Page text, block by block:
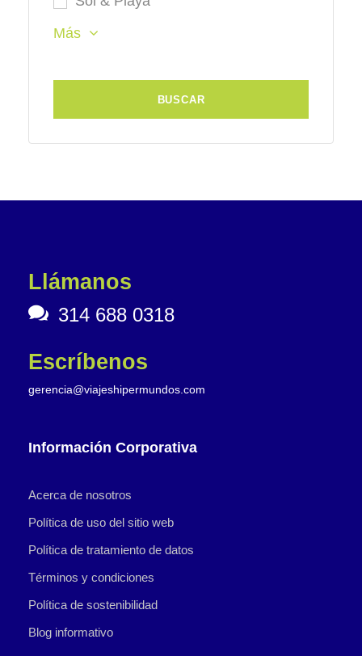
Más
Llámanos
314 688 0318
Escríbenos
gerencia@viajeshipermundos.com
Información Corporativa
Acerca de nosotros
Política de uso del sitio web
Política de tratamiento de datos
Términos y condiciones
Política de sostenibilidad
Blog informativo